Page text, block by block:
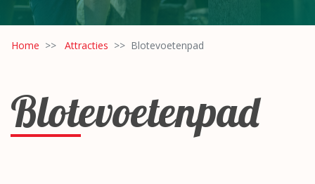
Home Attracties Blotevoetenpad
Blotevoetenpad